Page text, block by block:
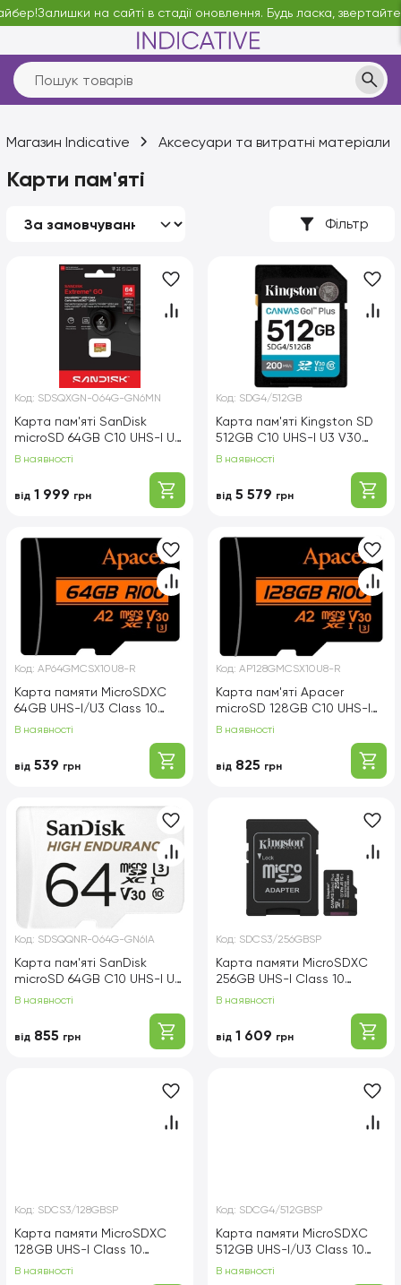
Залишки на сайті в стадії оновлення. Будь ласка, звертайтесь у
Магазин Indicative Аксесуари та витратні матеріали
Карти пам'яті
Фільтр
Код: SDSQXGN-064G-GN6MN
Карта пам'яті SanDisk
microSD 64GB C10 UHS-I U3
A2 V30 R170/W80MB/s
В наявності
від 1 999 грн
Код: SDG4/512GB
Карта пам'яті Kingston SD
512GB C10 UHS-I U3 V30
R200/W160MB/s
В наявності
від 5 579 грн
Код: AP64GMCSX10U8-R
Карта памяти MicroSDXC
64GB UHS-I/U3 Class 10
Apacer (AP64GMCSX10U8-R)
В наявності
від 539 грн
Код: AP128GMCSX10U8-R
Карта пам'яті Apacer
microSD 128GB C10 UHS-I
U3 A2 R100/W80MB/s + SD
В наявності
від 825 грн
Код: SDSQQNR-064G-GN6IA
Карта пам'яті SanDisk
microSD 64GB C10 UHS-I U3
V30 R100/W40MB/s High
В наявності
від 855 грн
Код: SDCS3/256GBSP
Карта памяти MicroSDXC
256GB UHS-I Class 10
Kingston Canvas Select
В наявності
від 1 609 грн
Код: SDCS3/128GBSP
Карта памяти MicroSDXC
128GB UHS-I Class 10
Kingston Canvas Select
В наявності
Код: SDCG4/512GBSP
Карта памяти MicroSDXC
512GB UHS-I/U3 Class 10
Kingston Canvas Go! Plus
В наявності